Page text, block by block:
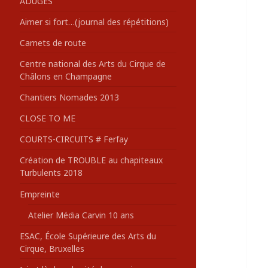
:Aimer si fort…(journal des répétitions)
Carnets de route
Centre national des Arts du Cirque de
Châlons en Champagne
Chantiers Nomades 2013
CLOSE TO ME
COURTS-CIRCUITS # Ferfay
Création de TROUBLE au chapiteaux
Turbulents 2018
Empreinte
Atelier Média Carvin 10 ans
ESAC, École Supérieure des Arts du
Cirque, Bruxelles